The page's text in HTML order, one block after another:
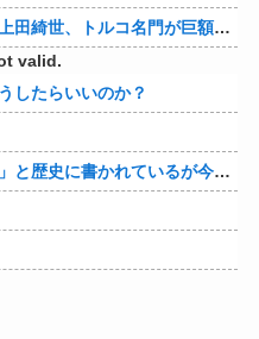
トルコ人「日本人まで獲るのか」上田綺世、トルコ名門が巨額の正式オファー！現地サポが騒然！【海外の反応】
valid.
したらいいのか？
織田信雄って、「織田信雄はバカ」と歴史に書かれているが今まで家が残っているんでバカではないよな？